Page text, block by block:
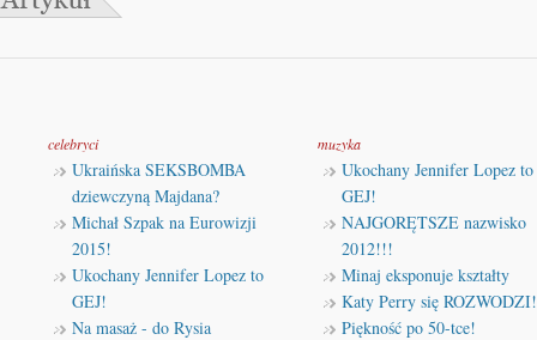
celebryci
Ukraińska SEKSBOMBA
dziewczyną Majdana?
Michał Szpak na Eurowizji
2015!
Ukochany Jennifer Lopez to
GEJ!
Na masaż - do Rysia
muzyka
Ukochany Jennifer Lopez to
GEJ!
NAJGORĘTSZE nazwisko
2012!!!
Minaj eksponuje kształty
Katy Perry się ROZWODZI!
Piękność po 50-tce!